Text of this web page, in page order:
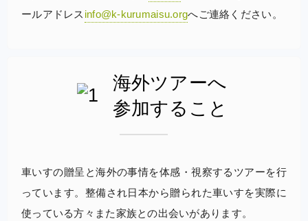
ールアドレス info@k-kurumaisu.orgへご連絡ください。
海外ツアーへ
参加すること
車いすの贈呈と海外の事情を体感・視察するツアーを行
っています。整備され日本から贈られた車いすを実際に
使っている方々また家族との出会いがあります。